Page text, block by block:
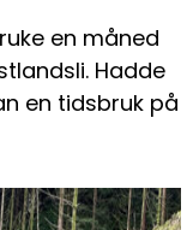
en måned
Hadde
en tidsbruk på